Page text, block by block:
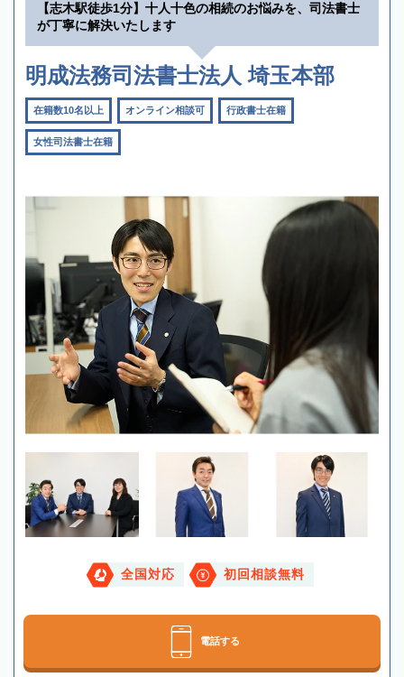
【志木駅徒歩1分】十人十色の相続のお悩みを、司法書士
が丁寧に解決いたします
明成法務司法書士法人 埼玉本部
在籍数10名以上 オンライン相談可 行政書士在籍
女性司法書士在籍
全国対応 初回相談無料
電話する